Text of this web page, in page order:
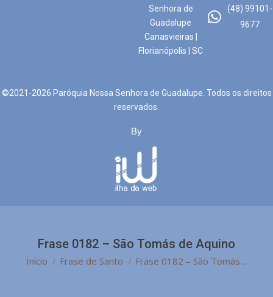
Frase 0182 – São Tomás de Aquino
Você está aqui:
Início Frase de Santo Frase 0182 – São Tomás…
Senhora de
Guadalupe
Canasvieiras |
Florianópolis | SC
(48) 99101-
9677
©2021-2026 Paróquia Nossa Senhora de Guadalupe. Todos os direitos
reservados.
By